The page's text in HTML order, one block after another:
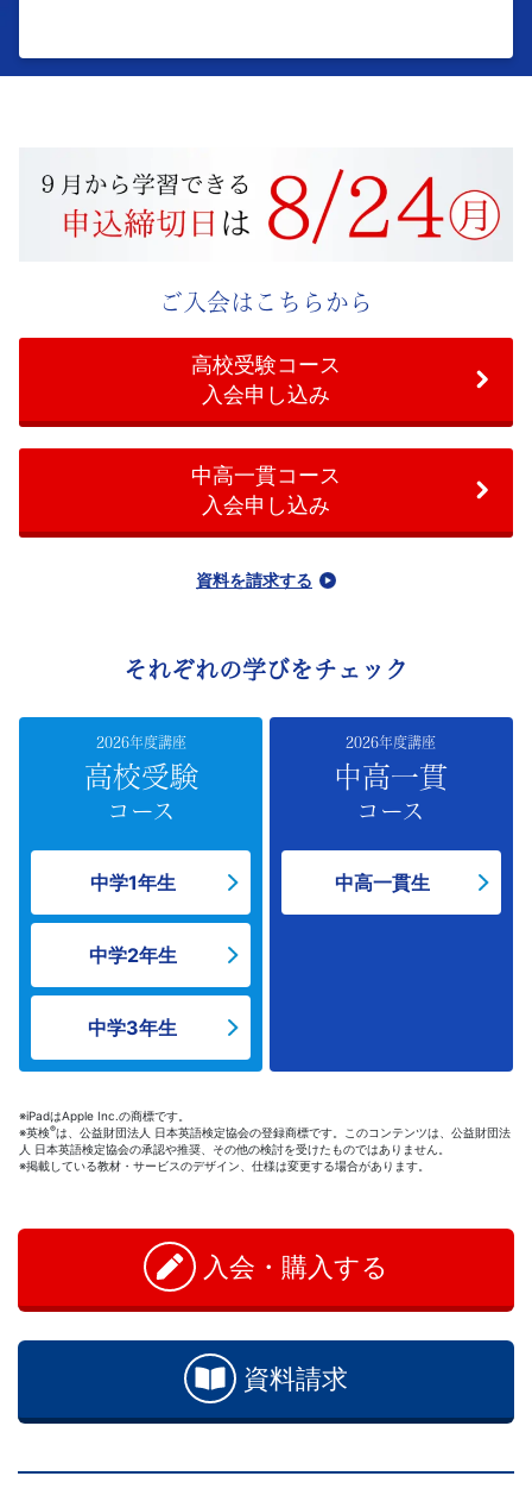
ご入会はこちらから
高校受験コース
入会申し込み
中高一貫コース
入会申し込み
資料を請求する
それぞれの学びをチェック
2026年度講座
高校受験
コース
中学1年生
中学2年生
中学3年生
2026年度講座
中高一貫
コース
中高一貫生
※iPadはApple Inc.の商標です。
※英検®は、公益財団法人 日本英語検定協会の登録商標です。このコンテンツは、公益財団法
人 日本英語検定協会の承認や推奨、その他の検討を受けたものではありません。
※掲載している教材・サービスのデザイン、仕様は変更する場合があります。
入会・購入する
資料請求